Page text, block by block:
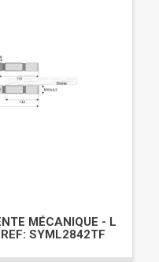
MÉCANIQUE - L
SYML2842TF